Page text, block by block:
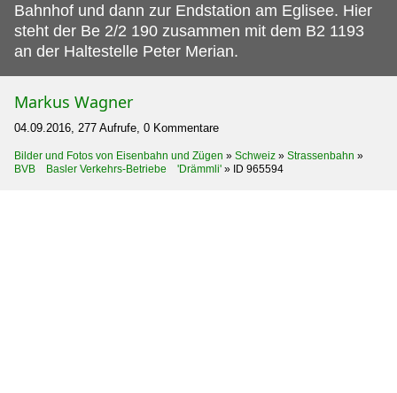
Bahnhof und dann zur Endstation am Eglisee. Hier
steht der Be 2/2 190 zusammen mit dem B2 1193
an der Haltestelle Peter Merian.
Markus Wagner
04.09.2016, 277 Aufrufe, 0 Kommentare
Bilder und Fotos von Eisenbahn und Zügen » Schweiz » Strassenbahn »
BVB Basler Verkehrs-Betriebe 'Drämmli' » ID 965594